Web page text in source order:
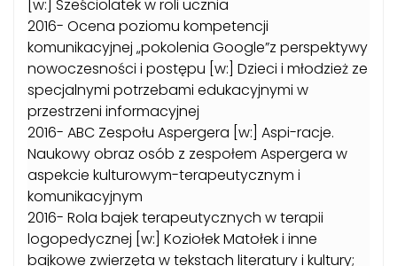
[w:] Sześciolatek w roli ucznia
2016- Ocena poziomu kompetencji
komunikacyjnej „pokolenia Google”z perspektywy
nowoczesności i postępu [w:] Dzieci i młodzież ze
specjalnymi potrzebami edukacyjnymi w
przestrzeni informacyjnej
2016- ABC Zespołu Aspergera [w:] Aspi-racje.
Naukowy obraz osób z zespołem Aspergera w
aspekcie kulturowym-terapeutycznym i
komunikacyjnym
2016- Rola bajek terapeutycznych w terapii
logopedycznej [w:] Koziołek Matołek i inne
bajkowe zwierzęta w tekstach literatury i kultury;